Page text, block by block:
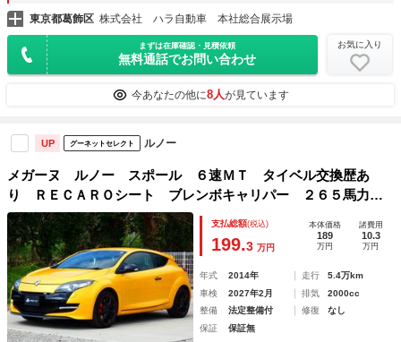
東京都葛飾区 株式会社 ハラ自動車 本社総合展示場
まずは在庫確認・見積依頼
無料通話でお問い合わせ
お気に入り
今あなたの他に8人が見ています
UP グーネットセレクト ルノー
メガーヌ ルノー スポール ６速ＭＴ タイベル交換歴あ
り ＲＥＣＡＲＯシート ブレンボキャリパー ２６５馬力
クルコン 希少 人気イエロー コーナーセンサー 革巻きハ
ンドル ＥＴＣ 内外装仕上げ済 機関系ＯＫ ＭＴ車専門
店！
支払総額(税込)
199.3 万円
本体価格
189
万円
諸費用
10.3
万円
年式 2014年 走行
5.4万km
車検
2027年2月 排気
2000cc
整備
法定整備付 修復
なし
保証
保証無